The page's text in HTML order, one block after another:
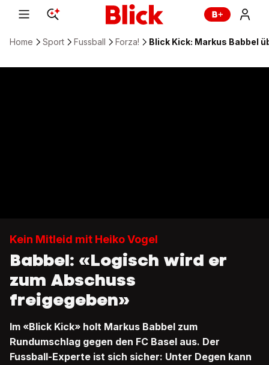
Home Sport Fussball Forza! Blick Kick: Markus Babbel
Kein Mitleid mit Heiko Vogel
Babbel: «Logisch wird er
zum Abschuss
freigegeben»
Im «Blick Kick» holt Markus Babbel zum
Rundumschlag gegen den FC Basel aus. Der
Fussball-Experte ist sich sicher: Unter Degen kann